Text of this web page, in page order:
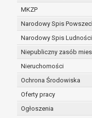
MKZP
Narodowy Spis
Narodowy Spis
Niepubliczny zasób
Nieruchomości
Ochrona Środowiska
Oferty pracy
Ogłoszenia
danego projektu i
dokumentacji
W związku z
administratora
Pani/Panu:
prawo
RODO;
podstawie